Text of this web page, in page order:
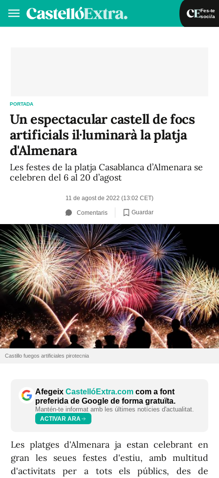
Fes-te
soci/a
PORTADA
Un espectacular castell de focs
artificials il·luminarà la platja
d'Almenara
Les festes de la platja Casablanca d’Almenara se
celebren del 6 al 20 d’agost
11 de agost de 2022 (13:02 CET)
Comentaris Guardar
Castillo fuegos artificiales pirotecnia
Afegeix CastellóExtra.com com a font
preferida de Google de forma gratuïta.
Mantén-te informat amb les últimes notícies d'actualitat.
ACTIVAR ARA
Les platges d'Almenara ja estan celebrant en
gran les seues festes d'estiu, amb multitud
d'activitats per a tots els públics, des de